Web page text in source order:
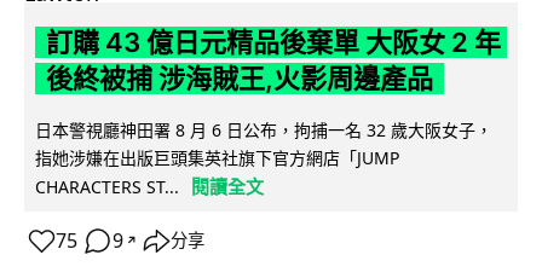
訂購 43 億日元精品後棄單 大阪女 2 年
後終被捕 涉海賊王,火影周邊產品
日本警視廳神田署 8 月 6 日公布，拘捕一名 32 歲大阪女子，
指她涉嫌在出版巨頭集英社旗下官方網店「JUMP
CHARACTERS ST...
閱讀全文
75 9 ↗ 分享